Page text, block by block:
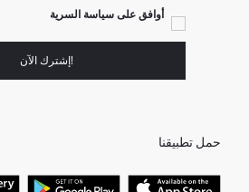
أوافق على سياسة السرية
!إشترك الآن
حمل تطبيقنا